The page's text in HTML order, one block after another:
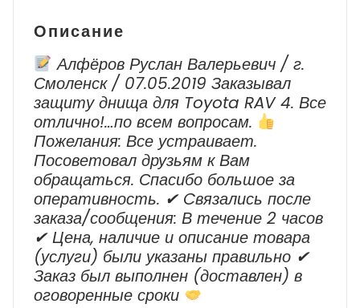
Описание
Алфёров Руслан Валерьевич / г.
Смоленск / 07.05.2019 Заказывал
защиту днища для Toyota RAV 4. Все
отлично!…по всем вопросам.
Пожелания: Все устраивает.
Посоветовал друзьям к Вам
обращаться. Спасибо большое за
оперативность. ✔ Cвязались после
заказа/сообщения: В течение 2 часов
✔ Цена, наличие и описание товара
(услуги) были указаны правильно ✔
Заказ был выполнен (доставлен) в
оговоренные сроки